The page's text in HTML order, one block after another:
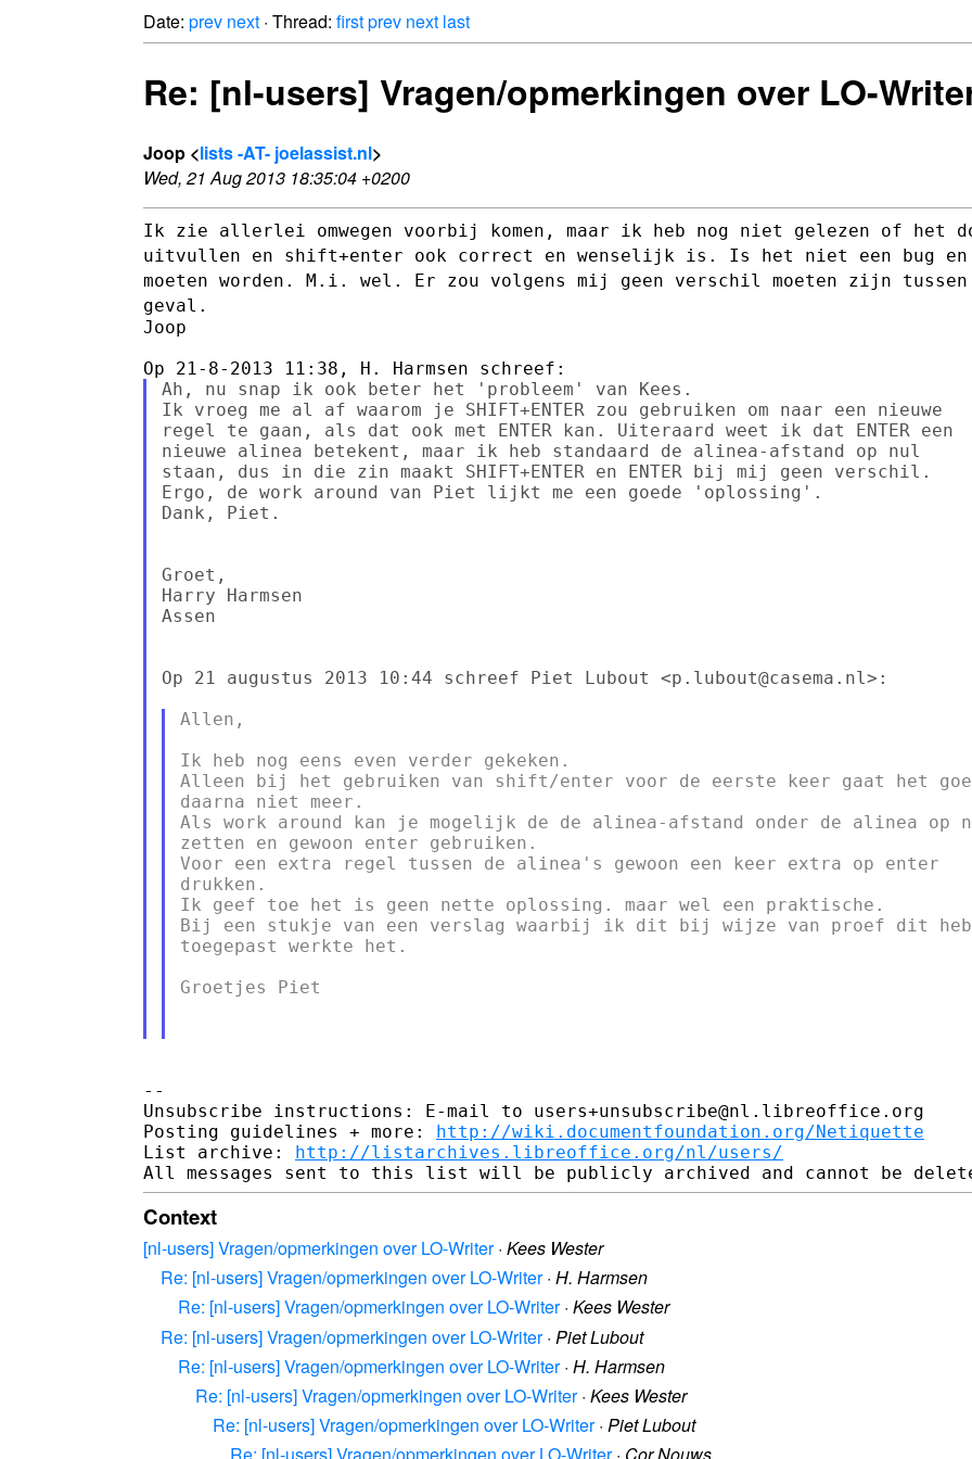
Date: prev next · Thread: firstprev next last
Re: [nl-users] Vragen/opmerkingen over LO-
Joop <lists -AT- joelassist.nl>
Wed, 21 Aug 2013 18:35:04 +0200
Ik zie allerlei omwegen voorbij komen, maar ik heb nog niet gelezen of het
uitvullen en shift+enter ook correct en wenselijk is. Is het niet een bug en
moeten worden. M.i. wel. Er zou volgens mij geen verschil moeten zijn
geval.
Joop
Ah, nu snap ik ook beter het 'probleem' van Kees.
Ik vroeg me al af waarom je SHIFT+ENTER zou gebruiken om naar een nieuwe
regel te gaan, als dat ook met ENTER kan. Uiteraard weet ik dat ENTER een
nieuwe alinea betekent, maar ik heb standaard de alinea-afstand op nul
staan, dus in die zin maakt SHIFT+ENTER en ENTER bij mij geen verschil.
Ergo, de work around van Piet lijkt me een goede 'oplossing'.
Dank, Piet.
Groet,
Harry Harmsen
Assen
Op 21 augustus 2013 10:44 schreef Piet Lubout <p.lubout@casema.nl>:
Allen,
Ik heb nog eens even verder gekeken.
Alleen bij het gebruiken van shift/enter voor de eerste keer gaat het
daarna niet meer.
Als work around kan je mogelijk de de alinea-afstand onder de alinea op
zetten en gewoon enter gebruiken.
Voor een extra regel tussen de alinea's gewoon een keer extra op enter
drukken.
Ik geef toe het is geen nette oplossing. maar wel een praktische.
Bij een stukje van een verslag waarbij ik dit bij wijze van proef dit heb
toegepast werkte het.
Groetjes Piet
--
Unsubscribe instructions: E-mail to users+unsubscribe@nl.libreoffice.org
Posting guidelines + more: http://wiki.documentfoundation.org/Netiquette
List archive: http://listarchives.libreoffice.org/nl/users/
Context
[nl-users] Vragen/opmerkingen over LO-Writer· Kees Wester
Re: [nl-users] Vragen/opmerkingen over LO-Writer· H. Harmsen
Re: [nl-users] Vragen/opmerkingen over LO-Writer· Kees Wester
Re: [nl-users] Vragen/opmerkingen over LO-Writer· Piet Lubout
Re: [nl-users] Vragen/opmerkingen over LO-Writer· H. Harmsen
Re: [nl-users] Vragen/opmerkingen over LO-Writer· Kees Wester
Re: [nl-users] Vragen/opmerkingen over LO-Writer· Piet Lubout